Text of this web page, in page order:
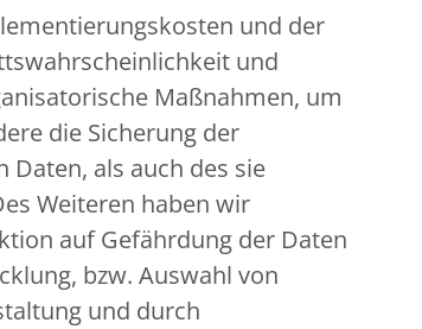
und der
und
Maßnahmen, um
die Sicherung der
als auch des sie
Weiteren haben wir
auf Gefährdung der Daten
bzw. Auswahl von
und durch